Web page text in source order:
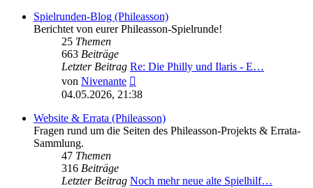
Spielrunden-Blog (Phileasson)
Berichtet von eurer Phileasson-Spielrunde!
25 Themen
663 Beiträge
Letzter Beitrag Re: Die Philly und Ilaris - E…
von Nivenante
Beitrag
04.05.2026, 21:38
Website & Errata (Phileasson)
Fragen rund um die Seiten des Phileasson-Projekts & Errata-
Sammlung.
47 Themen
316 Beiträge
Letzter Beitrag Noch mehr neue alte Spielhilf…